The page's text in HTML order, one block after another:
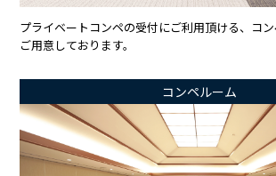
プライベートコンペの受付にご利用頂ける、コ
ご用意しております。
コンペルーム